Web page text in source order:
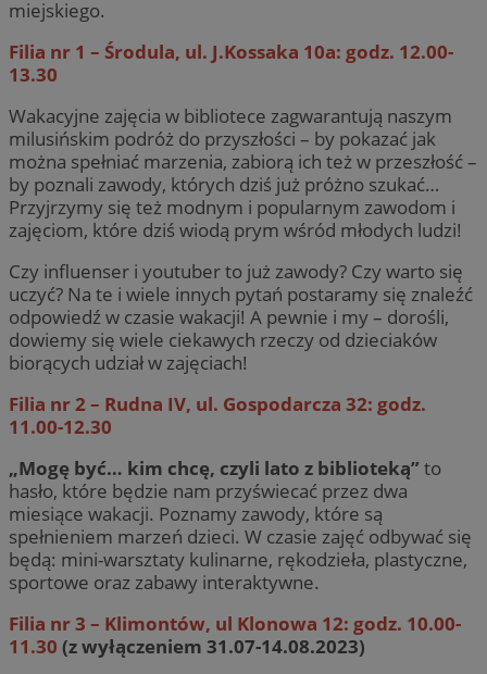
miejskiego.
Filia nr 1 – Środula, ul. J.Kossaka 10a: godz. 12.00-
13.30
Wakacyjne zajęcia w bibliotece zagwarantują naszym
milusińskim podróż do przyszłości – by pokazać jak
można spełniać marzenia, zabiorą ich też w przeszłość –
by poznali zawody, których dziś już próżno szukać…
Przyjrzymy się też modnym i popularnym zawodom i
zajęciom, które dziś wiodą prym wśród młodych ludzi!
Czy influenser i youtuber to już zawody? Czy warto się
uczyć? Na te i wiele innych pytań postaramy się znaleźć
odpowiedź w czasie wakacji! A pewnie i my – dorośli,
dowiemy się wiele ciekawych rzeczy od dzieciaków
biorących udział w zajęciach!
Filia nr 2 – Rudna IV, ul. Gospodarcza 32: godz.
11.00-12.30
„Mogę być… kim chcę, czyli lato z biblioteką” to
hasło, które będzie nam przyświecać przez dwa
miesiące wakacji. Poznamy zawody, które są
spełnieniem marzeń dzieci. W czasie zajęć odbywać się
będą: mini-warsztaty kulinarne, rękodzieła, plastyczne,
sportowe oraz zabawy interaktywne.
Filia nr 3 – Klimontów, ul Klonowa 12: godz. 10.00-
11.30 (z wyłączeniem 31.07-14.08.2023)